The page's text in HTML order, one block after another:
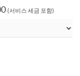
(서비스 세금 포함)